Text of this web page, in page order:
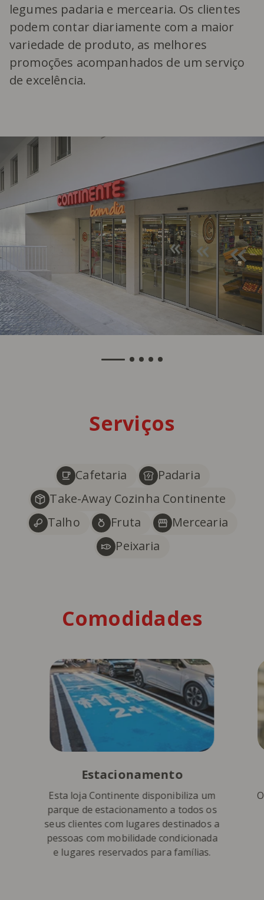
legumes padaria e mercearia. Os clientes
podem contar diariamente com a maior
variedade de produto, as melhores
promoções acompanhados de um serviço
de excelência.
Serviços
Cafetaria
Padaria
Take-Away Cozinha Continente
Talho
Fruta
Mercearia
Peixaria
Comodidades
Estacionamento
Esta loja Continente disponibiliza um
parque de estacionamento a todos os
seus clientes com lugares destinados a
pessoas com mobilidade condicionada
e lugares reservados para famílias.